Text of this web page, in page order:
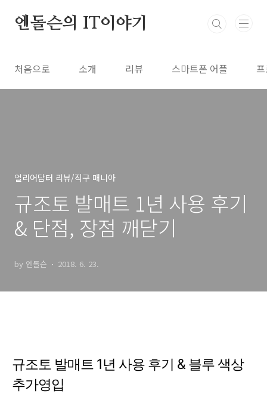
엔돌슨의 IT이야기
처음으로 소개 리뷰 스마트폰 어플
얼리어답터 리뷰/직구 매니아
규조토 발매트 1년 사용 후기
& 단점, 장점 깨닫기
by 엔돌슨 2018. 6. 23.
규조토 발매트 1년 사용 후기 & 블루 색상
추가영입